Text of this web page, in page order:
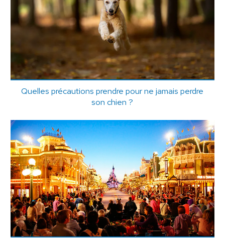
Quelles précautions prendre pour ne jamais perdre
son chien ?